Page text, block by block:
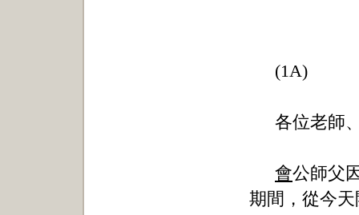
(1A)
各位老師
會公師父
期間，從今